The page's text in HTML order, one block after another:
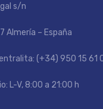
s/n
Almería – España
(+34) 950 15 61
L-V, 8:00 a 21:00 h